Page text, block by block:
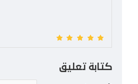
كتابة تعليق